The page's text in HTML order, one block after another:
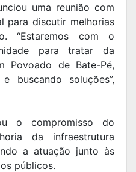
uma reunião com
para discutir melhorias
“Estaremos com o
para tratar da
Povoado de Bate-Pé,
buscando soluções”,
o compromisso do
da infraestrutura
a atuação junto às
públicos.